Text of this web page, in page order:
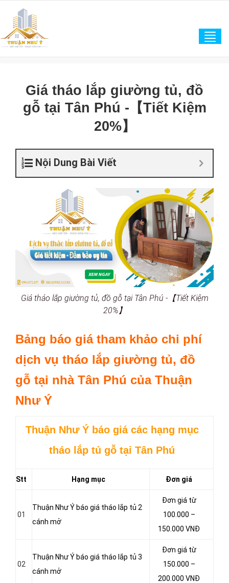
Giá tháo lắp giường tủ, đồ
gỗ tại Tân Phú -【Tiết Kiệm
20%】
Nội Dung Bài Viết
Giá tháo lắp giường tủ, đồ gỗ tại Tân Phú -【Tiết Kiệm
20%】
Bảng báo giá tham khảo chi phí
dịch vụ tháo lắp giường tủ, đồ
gỗ tại nhà Tân Phú của Thuận
Như Ý
Thuận Như Ý báo giá các hạng mục
tháo lắp tủ gỗ tại Tân Phú
Stt Hạng mục Đơn giá
01
Thuận Như Ý báo giá tháo lắp tủ 2
cánh mở
Đơn giá từ
100.000 –
150.000 VNĐ
02
Thuận Như Ý báo giá tháo lắp tủ 3
cánh mở
Đơn giá từ
150.000 –
200.000 VNĐ